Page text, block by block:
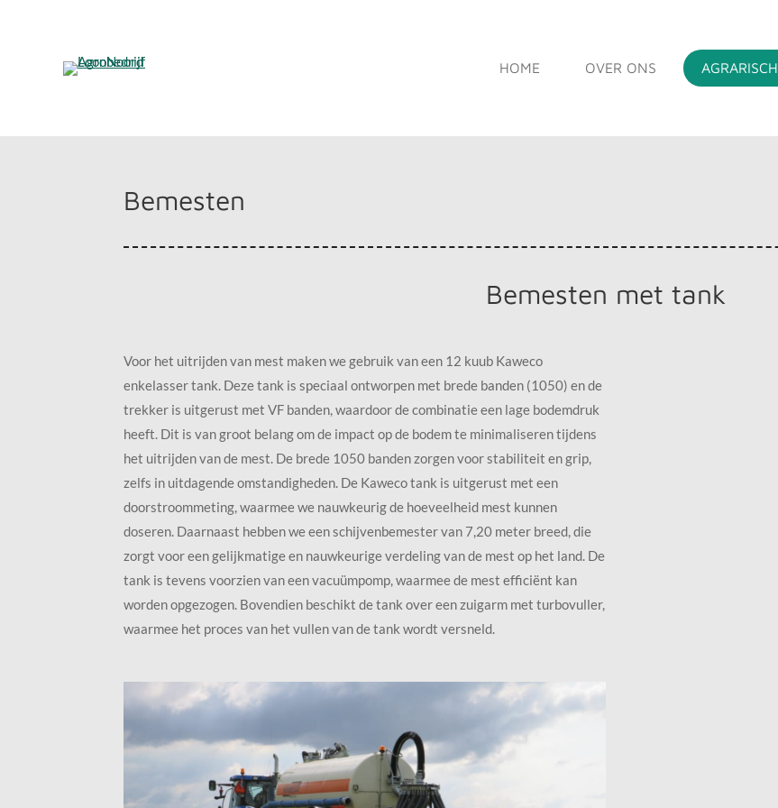
HOME OVER ONS AGRARISCH
Bemesten
Bemesten met tank
Voor het uitrijden van mest maken we gebruik van een 12 kuub Kaweco
enkelasser tank. Deze tank is speciaal ontworpen met brede banden (1050) en de
trekker is uitgerust met VF banden, waardoor de combinatie een lage bodemdruk
heeft. Dit is van groot belang om de impact op de bodem te minimaliseren tijdens
het uitrijden van de mest. De brede 1050 banden zorgen voor stabiliteit en grip,
zelfs in uitdagende omstandigheden. De Kaweco tank is uitgerust met een
doorstroommeting, waarmee we nauwkeurig de hoeveelheid mest kunnen
doseren. Daarnaast hebben we een schijvenbemester van 7,20 meter breed, die
zorgt voor een gelijkmatige en nauwkeurige verdeling van de mest op het land. De
tank is tevens voorzien van een vacuümpomp, waarmee de mest efficiënt kan
worden opgezogen. Bovendien beschikt de tank over een zuigarm met turbovuller,
waarmee het proces van het vullen van de tank wordt versneld.